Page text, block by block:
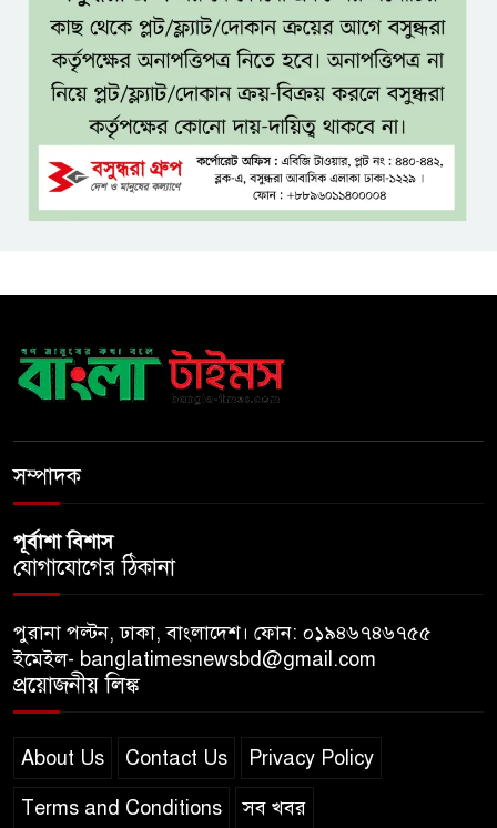
শেখ হাসিনা চাইলেই কি দেশে
ফিরতে পারবেন?
বসুন্ধরায় অ্যামেচার মার্শাল আর্টের
জমজমাট আসর
‘হাসিনা কার্ড’ ব্যবহার করে ভারতের
দেশকে এগিয়ে নিতে হবে: প্রধানমন্ত্রী
সম্পাদক
পূর্বাশা বিশাস
যোগাযোগের ঠিকানা
পুরানা পল্টন, ঢাকা, বাংলাদেশ। ফোন: ০১৯৪৬৭৪৬৭৫৫
ইমেইল- banglatimesnewsbd@gmail.com
প্রয়োজনীয় লিঙ্ক
About Us Contact Us Privacy Policy
Terms and Conditions সব খবর